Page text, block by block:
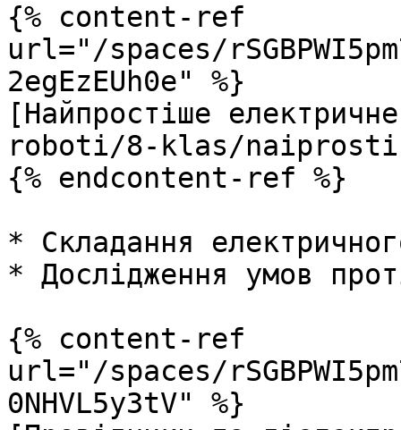
{% content-ref
url="/spaces/
2egEzEUh0e" %}
[Найпростіше
roboti/8-klas/
{% endcontent-ref %}
* Складання
* Дослідження умов
{% content-ref
url="/spaces/
0NHVL5y3tV" %}